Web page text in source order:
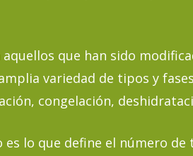
que han sido
variedad de tipos y
congelación,
lo que define el número de